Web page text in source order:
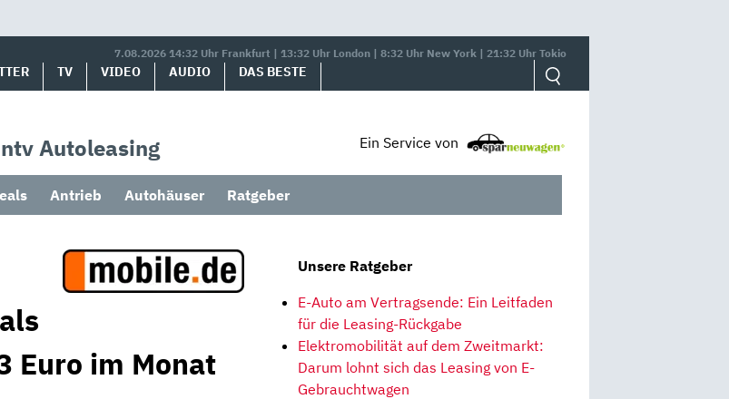
7.08.2026 14:32 Uhr Frankfurt | 13:32 Uhr London | 8:32 Uhr New York | 21:32 Uhr Tokio
TV VIDEO AUDIO DAS BESTE
Autoleasing Ein Service von
Antrieb Autohäuser Ratgeber
Euro im Monat
Unsere Ratgeber
E-Auto am Vertragsende: Ein Leitfaden
für die Leasing-Rückgabe
Elektromobilität auf dem Zweitmarkt:
Darum lohnt sich das Leasing von E-
Gebrauchtwagen